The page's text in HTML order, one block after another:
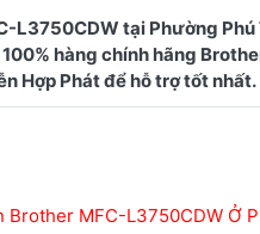
tại Phường Phú
hàng chính hãng
MFC-L3750CDW Ở